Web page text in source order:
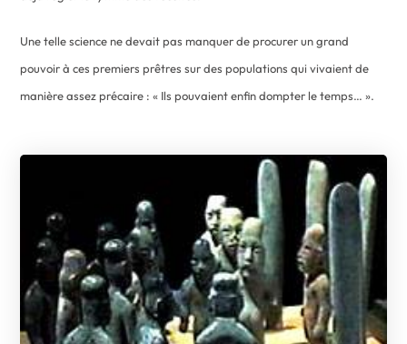
Une telle science ne devait pas manquer de procurer un grand
pouvoir à ces premiers prêtres sur des populations qui vivaient de
manière assez précaire : « Ils pouvaient enfin dompter le temps… ».